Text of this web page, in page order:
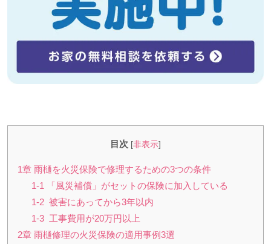
目次 [非表示]
1章 雨樋を火災保険で修理するための3つの条件
1-1 「風災補償」がセットの保険に加入している
1-2 被害にあってから3年以内
1-3 工事費用が20万円以上
2章 雨樋修理の火災保険の適用事例3選